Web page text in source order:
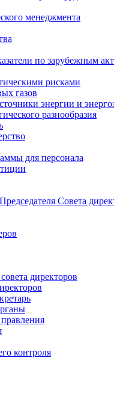
менеджмента
по зарубежным
рисками
газов
энергии и
разнообразия
для персонала
Совета
директоров
контроля